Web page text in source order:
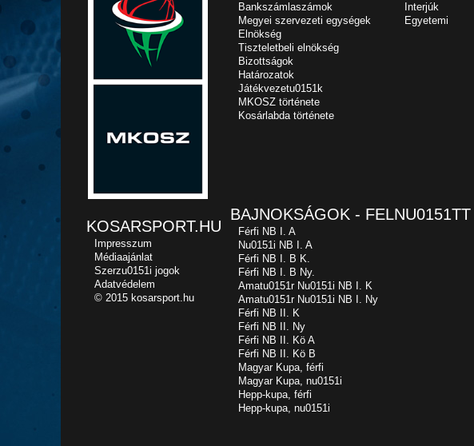
Bankszámlaszámok
Megyei szervezeti egységek
Elnökség
Tiszteletbeli elnökség
Bizottságok
Határozatok
Játékvezetu0151k
MKOSZ története
Kosárlabda története
Interjúk
Egyetemi
BAJNOKSÁGOK - FELNU0151TT
Férfi NB I. A
Nu0151i NB I. A
Férfi NB I. B K.
Férfi NB I. B Ny.
Amatu0151r Nu0151i NB I. K
Amatu0151r Nu0151i NB I. Ny
Férfi NB II. K
Férfi NB II. Ny
Férfi NB II. Kö A
Férfi NB II. Kö B
Magyar Kupa, férfi
Magyar Kupa, nu0151i
Hepp-kupa, férfi
Hepp-kupa, nu0151i
KOSARSPORT.HU
Impresszum
Médiaajánlat
Szerzu0151i jogok
Adatvédelem
© 2015 kosarsport.hu